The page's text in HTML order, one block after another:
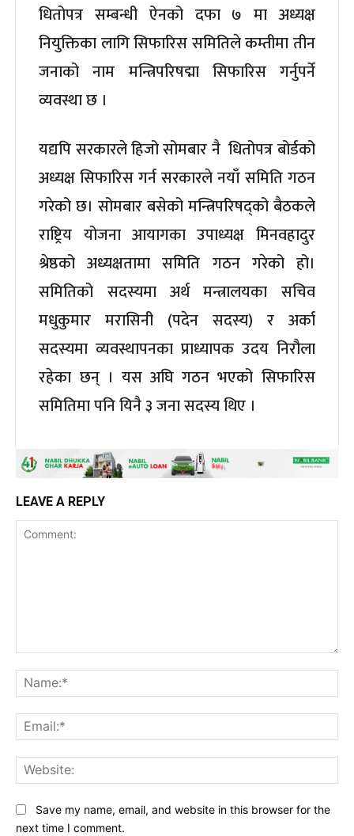
धितोपत्र सम्बन्धी ऐनको दफा ७ मा अध्यक्ष
नियुक्तिका लागि सिफारिस समितिले कम्तीमा तीन
जनाको नाम मन्त्रिपरिषद्मा सिफारिस गर्नुपर्ने
व्यवस्था छ ।
यद्यपि सरकारले हिजो सोमबार नै धितोपत्र बोर्डको
अध्यक्ष सिफारिस गर्न सरकारले नयाँ समिति गठन
गरेको छ। सोमबार बसेको मन्त्रिपरिषद्को बैठकले
राष्ट्रिय योजना आयागका उपाध्यक्ष मिनवहादुर
श्रेष्ठको अध्यक्षतामा समिति गठन गरेको हो।
समितिको सदस्यमा अर्थ मन्त्रालयका सचिव
मधुकुमार मरासिनी (पदेन सदस्य) र अर्का
सदस्यमा व्यवस्थापनका प्राध्यापक उदय निरौला
रहेका छन् । यस अघि गठन भएको सिफारिस
समितिमा पनि यिनै ३ जना सदस्य थिए ।
LEAVE A REPLY
Save my name, email, and website in this browser for the
next time I comment.